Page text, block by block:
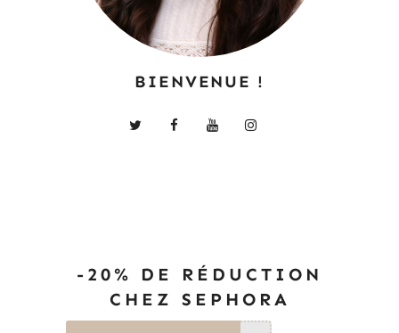
BIENVENUE !
-20% DE RÉDUCTION
CHEZ SEPHORA